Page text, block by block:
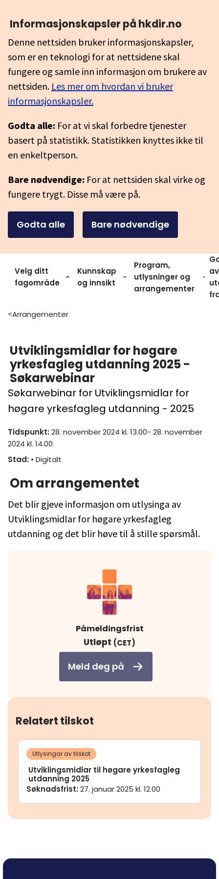
Informasjonskapsler på hkdir.no
Denne nettsiden bruker informasjonskapsler,
som er en teknologi for at nettsidene skal
fungere og samle inn informasjon om brukere av
nettsiden. Les mer om hvordan vi bruker
informasjonskapsler.
Godta alle: For at vi skal forbedre tjenester
basert på statistikk. Statistikken knyttes ikke til
en enkeltperson.
Bare nødvendige: For at nettsiden skal virke og
fungere trygt. Disse må være på.
Godta alle Bare nødvendige
Velg ditt
fagområde
Kunnskap
og innsikt
Program,
utlysninger og
arrangementer
av
>Arrangementer
Utviklingsmidlar for høgare
yrkesfagleg utdanning 2025 -
Søkarwebinar
Søkarwebinar for Utviklingsmidlar for
høgare yrkesfagleg utdanning - 2025
Tidspunkt: 28. november 2024 kl. 13.00- 28. november
2024 kl. 14.00
Stad: • Digitalt
Om arrangementet
Det blir gjeve informasjon om utlysinga av
Utviklingsmidlar for høgare yrkesfagleg
utdanning og det blir høve til å stille spørsmål.
Påmeldingsfrist
Utløpt (CET)
Meld deg på
Relatert tilskot
Utlysingar av tilskot
Utviklingsmidlar til høgare yrkesfagleg
utdanning 2025
Søknadsfrist: 27. januar 2025 kl. 12.00